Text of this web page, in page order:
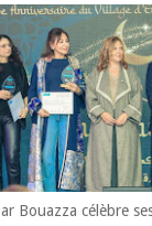
Bouazza célèbre